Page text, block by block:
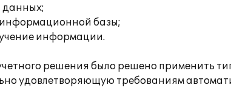
данных;
информационной базы;
информации.
учетного решения было решено применить
удовлетворяющую требованиям